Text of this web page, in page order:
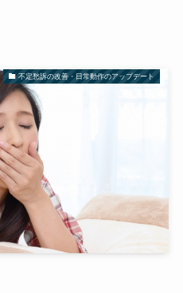
不定愁訴の改善・日常動作のアップデート